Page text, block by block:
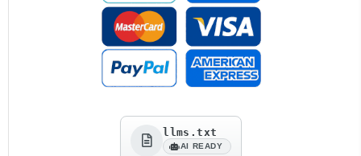
llms.txt
AI READY